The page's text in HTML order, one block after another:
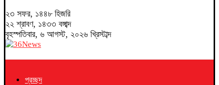
২৩ সফর, ১৪৪৮ হিজরি
২২ শ্রাবণ, ১৪৩৩ বঙ্গাব্দ
বৃহস্পতিবার, ৬ আগস্ট, ২০২৬ খ্রিস্টাব্দ
প্রচ্ছদ